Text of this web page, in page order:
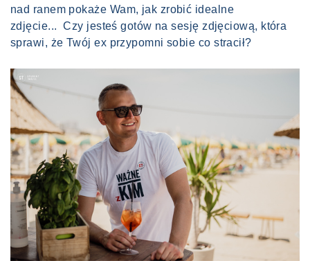
nad ranem pokaże Wam, jak zrobić idealne
zdjęcie... Czy jesteś gotów na sesję zdjęciową, która
sprawi, że Twój ex przypomni sobie co stracił?